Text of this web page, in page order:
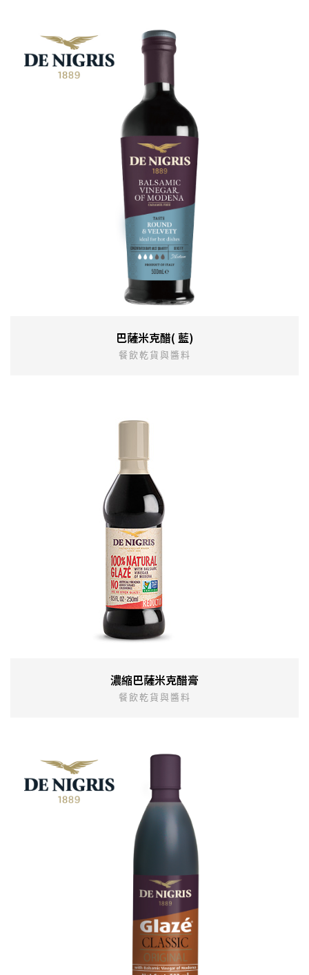
巴薩米克醋( 藍)
餐飲乾貨與醬料
濃縮巴薩米克醋膏
餐飲乾貨與醬料